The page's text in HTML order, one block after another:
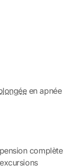
en apnée
complète